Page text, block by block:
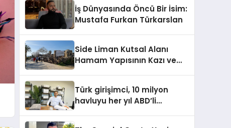
İş Dünyasında Öncü Bir İsim:
Mustafa Furkan Türkarslan
Side Liman Kutsal Alanı
Hamam Yapısının Kazı ve
Katkılarıyla Tamamlandı
Türk girişimci, 10 milyon
havluyu her yıl ABD’li